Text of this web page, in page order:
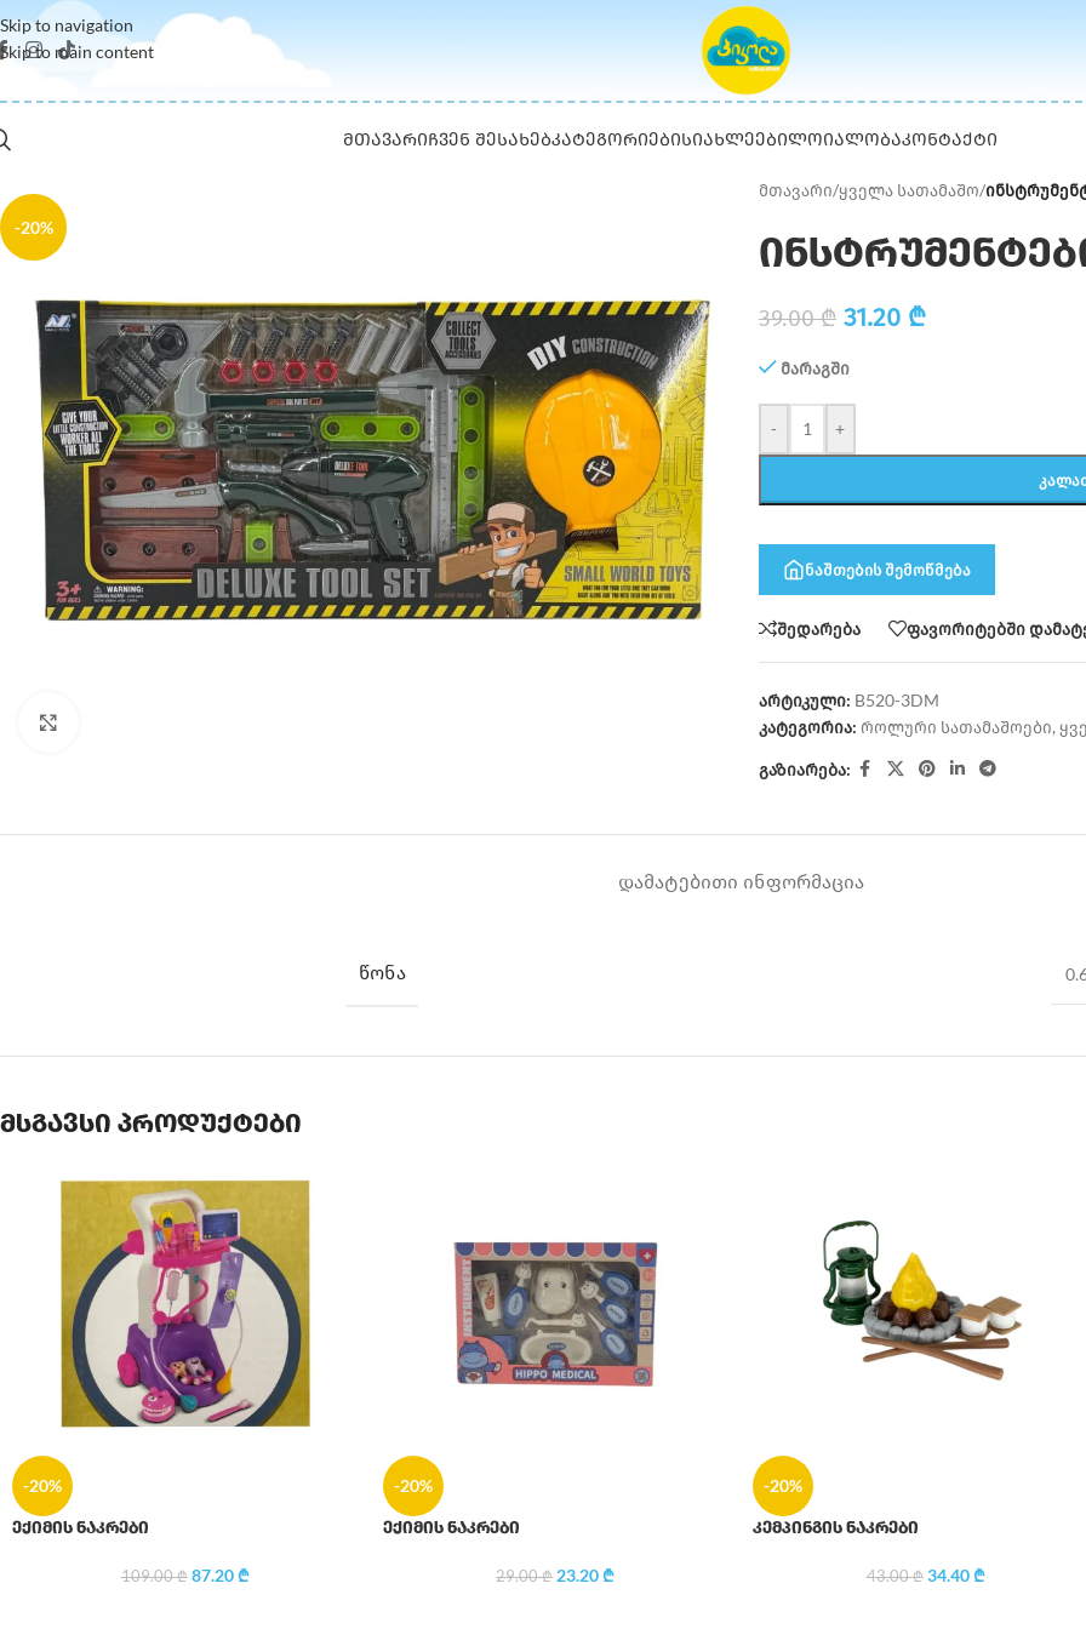
Skip to navigation
Skip to main content
ᲛᲗᲐᲕᲐᲠᲘᲩᲕᲔᲜ ᲨᲔᲡᲐᲮᲔᲑᲙᲐᲢᲔᲒᲝᲠᲘᲔᲑᲘᲡᲘᲐᲮᲚᲔᲔᲑᲘᲚᲝᲘᲐᲚᲝᲑᲐᲙᲝᲜᲢᲐᲥᲢᲘ
-20%
მთავარი/ყველა სათამაშო/
39.00₾ 31.20 ₾
მარაგში
- +
ნაშთების შემოწმება
შედარება ფავორიტებში
არტიკული: B520-3DM
კატეგორია: როლური სათამაშოები,
გაზიარება:
ᲓᲐᲛᲐᲢᲔᲑᲘᲗᲘ ᲘᲜᲤᲝᲠᲛᲐᲪᲘᲐ
ᲬᲝᲜᲐ
მსგავსი პროდუქტები
-20%
ექიმის ნაკრები
109.00₾ 87.20₾
-20%
ექიმის ნაკრები
29.00₾ 23.20₾
-20%
კემპინგის ნაკრები
43.00₾ 34.40₾